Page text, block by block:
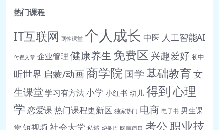
题.mp3
📄 21. 把一切都数学化会有什么问
题.pdf
🎵 22. 探寻科学与真理的意义.mp3
📄 22. 探寻科学与真理的意义.pdf
🎵 23. 丧尸究竟还算不算“人”.mp3
📄 23. 丧尸究竟还算不算“人”？.pdf
热门课程
IT互联网 两性课堂 个人成长 中医 人工智能AI
付费文章 企业管理 健康养生 免费区 兴趣爱好 初中
听世界 启蒙/动画商学院国学 基础教育女
生课堂 学习有方法小学 小红书 幼儿 得到心理
学 恋爱课热门课程更新区 独家热门 电商 电子书 男生课
堂 短视频 社会大学 私域 纪录片 网赚项目 考公职业技